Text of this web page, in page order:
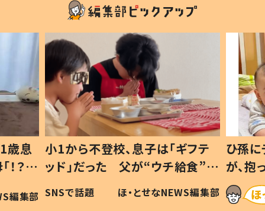
フテ
食”を
編集部
ひ孫にデレデレな80歳じいじ
が、抱っこすると…ひ孫の反応に
「涙が出ました」「可愛くて仕方な
い」
ほ・とせなNEWS編集部